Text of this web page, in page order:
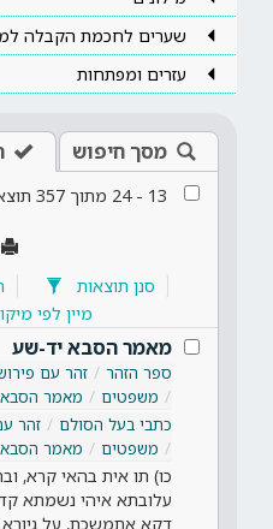
שערים לחכמת הקבלה
עזרים ומפתחות
מסך חיפוש
13
-
24 מתוך 357
סנן תוצאות
מיין לפי
מאמר הסבא יד-שע
ספר הזהר זהר עם
משפטים
מאמר
כתבי בעל הסולם
זהר
משפטים
מאמר
כו) תו אית בהאי קרא,
עלובתא איהי נשמתא
דקא אתמשכת, על גיורא